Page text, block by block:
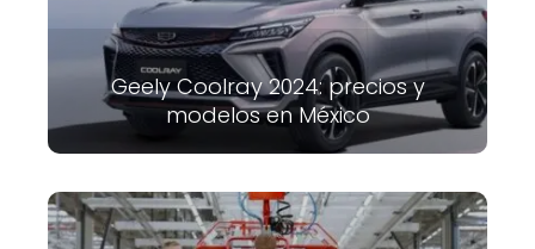
Geely Coolray 2024: precios y
modelos en México